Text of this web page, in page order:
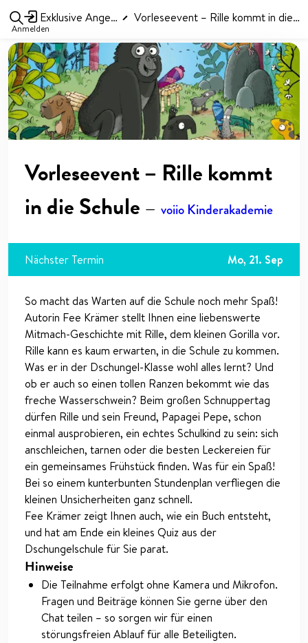
Anmelden
Exklusive Angebote Vorleseevent – Rille kommt in die Schule
Vorleseevent – Rille kommt
in die Schule — voiio Kinderakademie
Nächster Termin Mo, 21. Sep
So macht das Warten auf die Schule noch mehr Spaß!
Autorin Fee Krämer stellt Ihnen eine liebenswerte
Mitmach-Geschichte mit Rille, dem kleinen Gorilla vor.
Rille kann es kaum erwarten, in die Schule zu kommen.
Was er in der Dschungel-Klasse wohl alles lernt? Und
ob er auch so einen tollen Ranzen bekommt wie das
freche Wasserschwein? Beim großen Schnuppertag
dürfen Rille und sein Freund, Papagei Pepe, schon
einmal ausprobieren, ein echtes Schulkind zu sein: sich
anschleichen, tarnen oder die besten Leckereien für
ein gemeinsames Frühstück finden. Was für ein Spaß!
Bei so einem kunterbunten Stundenplan verfliegen die
kleinen Unsicherheiten ganz schnell.
Fee Krämer zeigt Ihnen auch, wie ein Buch entsteht,
und hat am Ende ein kleines Quiz aus der
Dschungelschule für Sie parat.
Hinweise
Die Teilnahme erfolgt ohne Kamera und Mikrofon.
Fragen und Beiträge können Sie gerne über den
Chat teilen – so sorgen wir für einen
störungsfreien Ablauf für alle Beteiligten.